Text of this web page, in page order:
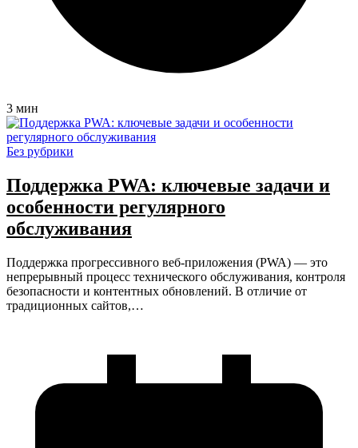
3 мин
Без рубрики
Поддержка PWA: ключевые задачи и
особенности регулярного
обслуживания
Поддержка прогрессивного веб-приложения (PWA) — это
непрерывный процесс технического обслуживания, контроля
безопасности и контентных обновлений. В отличие от
традиционных сайтов,…